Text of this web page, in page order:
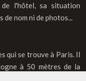
l'hôtel, sa situation
nom ni de photos...
qui se trouve à Paris. Il
à 50 mètres de la